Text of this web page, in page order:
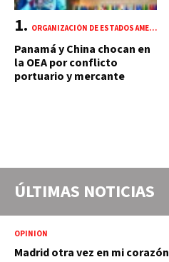
ORGANIZACIÓN DE ESTADOS AMERICANOS (OEA)
Panamá y China chocan en
la OEA por conflicto
portuario y mercante
ÚLTIMAS NOTICIAS
OPINIÓN
Madrid otra vez en mi corazón